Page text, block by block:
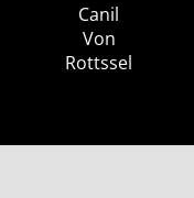
Canil
Von
Rottssel